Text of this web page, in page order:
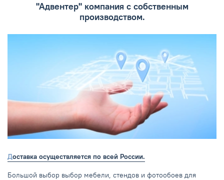
"Адвентер" компания с собственным
производством.
Доставка осуществляется по всей России.
Большой выбор выбор мебели, стендов и фотообоев для